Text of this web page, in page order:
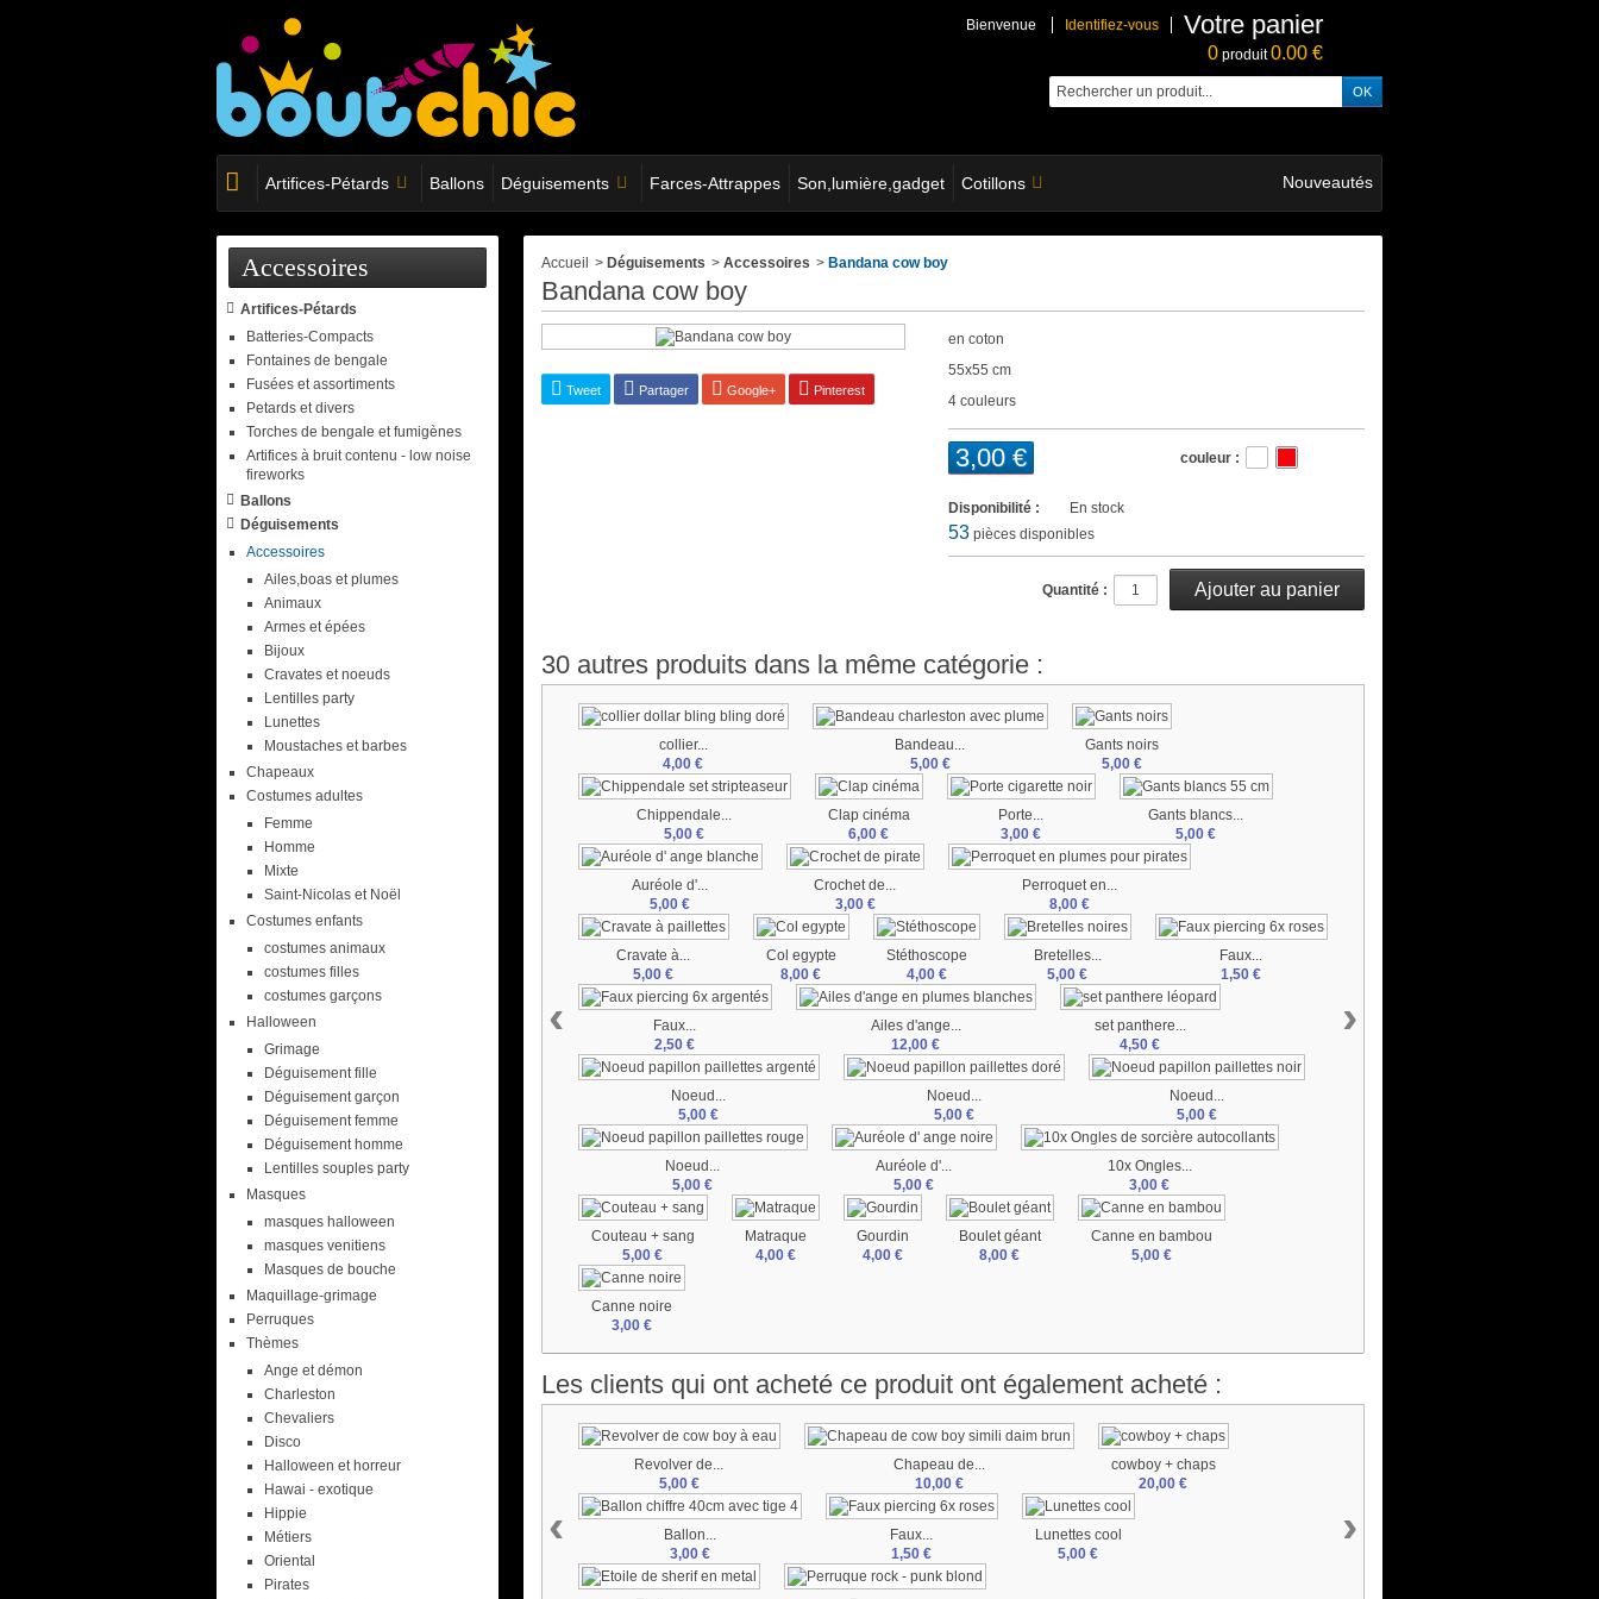
Bienvenue Identifiez-vous Votre panier
0 produit0.00 €
Nouveautés
Artifices-Pétards Ballons Déguisements Farces-Attrappes Son,lumière,gadget Cotillons
Accessoires
Artifices-Pétards
Batteries-Compacts
Fontaines de bengale
Fusées et assortiments
Petards et divers
Torches de bengale et fumigènes
Artifices à bruit contenu - low noise
fireworks
Ballons
Déguisements
Accessoires
Ailes,boas et plumes
Animaux
Armes et épées
Bijoux
Cravates et noeuds
Lentilles party
Lunettes
Moustaches et barbes
Chapeaux
Costumes adultes
Femme
Homme
Mixte
Saint-Nicolas et Noël
Costumes enfants
costumes animaux
costumes filles
costumes garçons
Halloween
Grimage
Déguisement fille
Déguisement garçon
Déguisement femme
Déguisement homme
Lentilles souples party
Masques
masques halloween
masques venitiens
Masques de bouche
Maquillage-grimage
Perruques
Thèmes
Ange et démon
Charleston
Chevaliers
Disco
Halloween et horreur
Hawai - exotique
Hippie
Métiers
Oriental
Pirates
Accueil > Déguisements > Accessoires > Bandana cow boy
Bandana cow boy
Tweet Partager Google+ Pinterest
en coton
55x55 cm
4 couleurs
couleur :
3,00 €
Disponibilité : En stock
53 pièces disponibles
Quantité :
30 autres produits dans la même catégorie :
collier...
4,00 €
Bandeau...
5,00 €
Gants noirs
5,00 €
Chippendale...
5,00 €
Clap cinéma
6,00 €
Porte...
3,00 €
Gants blancs...
5,00 €
Auréole d'...
5,00 €
Crochet de...
3,00 €
Perroquet en...
8,00 €
Cravate à...
5,00 €
Col egypte
8,00 €
Stéthoscope
4,00 €
Bretelles...
5,00 €
Faux...
1,50 €
Faux...
2,50 €
Ailes d'ange...
12,00 €
set panthere...
4,50 €
Noeud...
5,00 €
Noeud...
5,00 €
Noeud...
5,00 €
Noeud...
5,00 €
Auréole d'...
5,00 €
10x Ongles...
3,00 €
Couteau + sang
5,00 €
Matraque
4,00 €
Gourdin
4,00 €
Boulet géant
8,00 €
Canne en bambou
5,00 €
Canne noire
3,00 €
‹ ›
Les clients qui ont acheté ce produit ont également acheté :
Revolver de...
5,00 €
Chapeau de...
10,00 €
cowboy + chaps
20,00 €
Ballon...
3,00 €
Faux...
1,50 €
Lunettes cool
5,00 €
‹ ›